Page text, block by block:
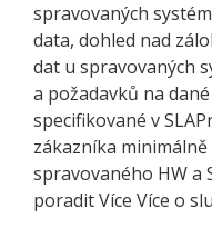
spravovaných
data, dohled nad
dat u spravovaných
a požadavků na
specifikované v
zákazníka
spravovaného HW a
poradit Více Více o